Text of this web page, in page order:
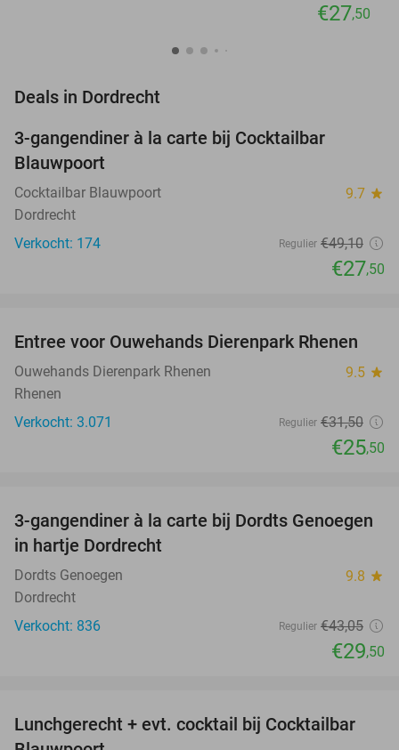
€27,50
Deals in Dordrecht
3-gangendiner à la carte bij Cocktailbar
Blauwpoort
Cocktailbar Blauwpoort 9.7 star
Dordrecht
Verkocht: 174
Regulier €49,10
€27,50
19%
Entree voor Ouwehands Dierenpark Rhenen
Ouwehands Dierenpark Rhenen 9.5 star
Rhenen
Verkocht: 3.071
Regulier €31,50
€25,50
31%
3-gangendiner à la carte bij Dordts Genoegen
in hartje Dordrecht
Dordts Genoegen 9.8 star
Dordrecht
Verkocht: 836
Regulier €43,05
€29,50
34%
Lunchgerecht + evt. cocktail bij Cocktailbar